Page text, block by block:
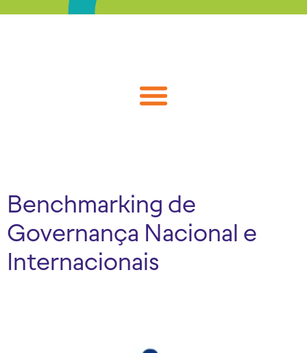
Benchmarking de
Governança Nacional e
Internacionais